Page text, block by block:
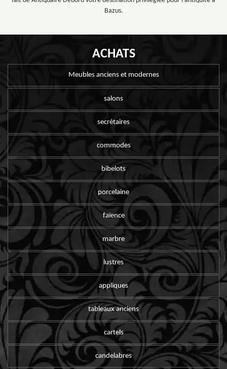
Bazus.
ACHATS
Meubles anciens et modernes
salons
secrétaires
commodes
bibelots
porcelaine
faïence
marbre
lustres
appliques
tableaux anciens
cartels
candelabres